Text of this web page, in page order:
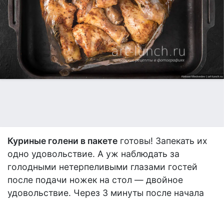
Куриные голени в пакете готовы! Запекать их
одно удовольствие. А уж наблюдать за
голодными нетерпеливыми глазами гостей
после подачи ножек на стол — двойное
удовольствие. Через 3 минуты после начала